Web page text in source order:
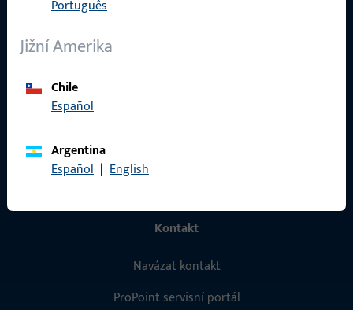
Português
Jižní Amerika
Chile
Español
Argentina
Español | English
Kontakt
Navázat kontakt
ProPoint servisní portál